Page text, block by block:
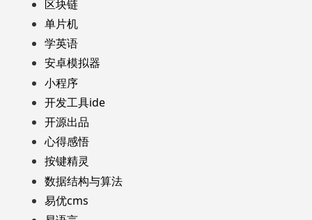
区块链
单片机
学英语
安卓模拟器
小程序
开发工具ide
开源出品
心得感悟
按键精灵
数据结构与算法
易优cms